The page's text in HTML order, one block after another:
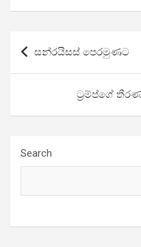
Post
navigation
සන්රයිසස් පෙරමුණට
ට්‍රම්ප්ගේ
Search